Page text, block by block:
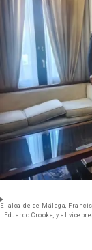
El alcalde de Málaga,
Eduardo Crooke, y al